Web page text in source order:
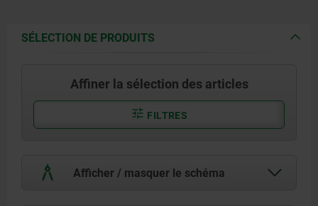
SÉLECTION DE PRODUITS
Affiner la sélection des articles
FILTRES
Afficher / masquer le schéma